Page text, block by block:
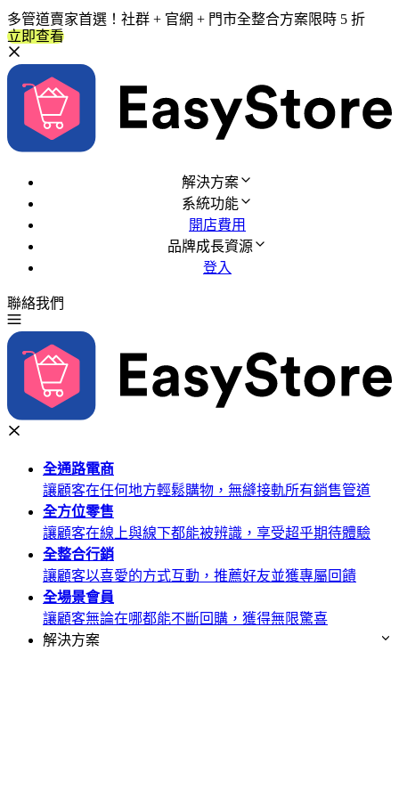
多管道賣家首選！社群 + 官網 + 門市全整合方案限時 5 折
立即查看
解決方案
系統功能
開店費用
品牌成長資源
登入
聯絡我們
全通路電商
讓顧客在任何地方輕鬆購物，無縫接軌所有銷售管道
全方位零售
讓顧客在線上與線下都能被辨識，享受超乎期待體驗
全整合行銷
讓顧客以喜愛的方式互動，推薦好友並獲專屬回饋
全場景會員
讓顧客無論在哪都能不斷回購，獲得無限驚喜
解決方案